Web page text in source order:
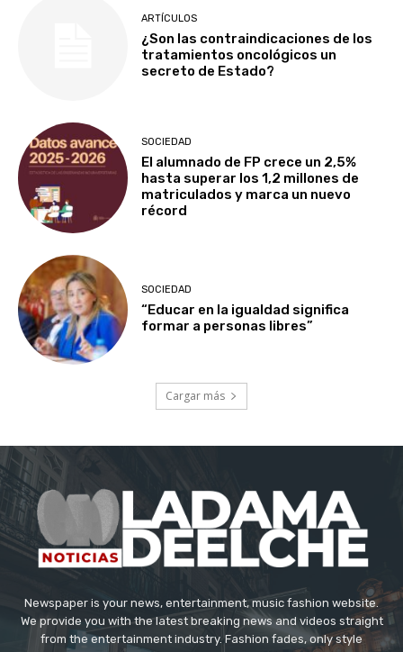
ARTÍCULOS
¿Son las contraindicaciones de los
tratamientos oncológicos un
secreto de Estado?
SOCIEDAD
El alumnado de FP crece un 2,5%
hasta superar los 1,2 millones de
matriculados y marca un nuevo
récord
SOCIEDAD
“Educar en la igualdad significa
formar a personas libres”
Cargar más
Newspaper is your news, entertainment, music fashion website.
We provide you with the latest breaking news and videos straight
from the entertainment industry. Fashion fades, only style